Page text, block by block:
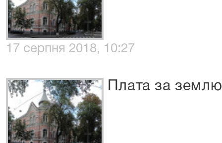
17 серпня 2018, 10:27
Плата за землю